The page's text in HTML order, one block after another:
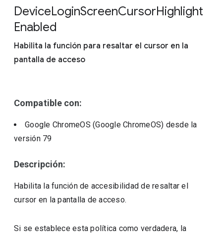
DeviceLoginScreenCursorHighlight
Enabled
Habilita la función para resaltar el cursor en la
pantalla de acceso
Compatible con:
Google ChromeOS (Google ChromeOS) desde la
versión 79
Descripción:
Habilita la función de accesibilidad de resaltar el
cursor en la pantalla de acceso.
Si se establece esta política como verdadera, la